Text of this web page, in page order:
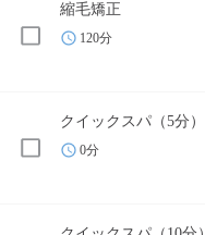
縮毛矯正
120分
クイックスパ（5分）
0分